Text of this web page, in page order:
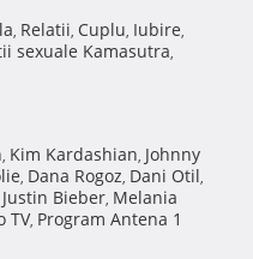
, Relatii, Cuplu, Iubire,
sexuale Kamasutra,
, Kim Kardashian, Johnny
, Dana Rogoz, Dani Otil,
Justin Bieber, Melania
TV, Program Antena 1